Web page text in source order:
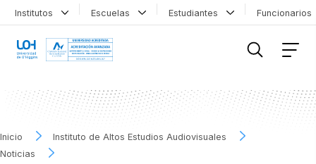
Institutos Escuelas Estudiantes
Inicio
Instituto de Altos Estudios Audiovisuales
Noticias